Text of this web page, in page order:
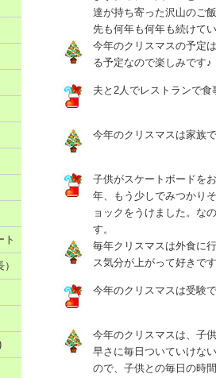
達が持ち寄った沢山のご
先も何年も何年も続けて
今年のクリスマスの予定
る予定なので楽しみです♪
夫と2人でレストランで食
今年のクリスマスは家族
子供がスケートボードを
年、もう少しでみつかり
ョックをうけました。な
す。
毎年クリスマスは外食に
ス気分が上がって好きです
今年のクリスマスは受験で
今年のクリスマスは、子
早さに毎日ついていけな
ので、子供との毎日の時
ト